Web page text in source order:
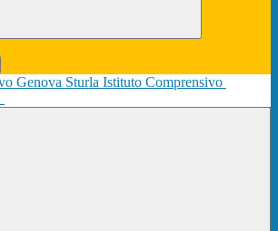
Istituto Comprensivo